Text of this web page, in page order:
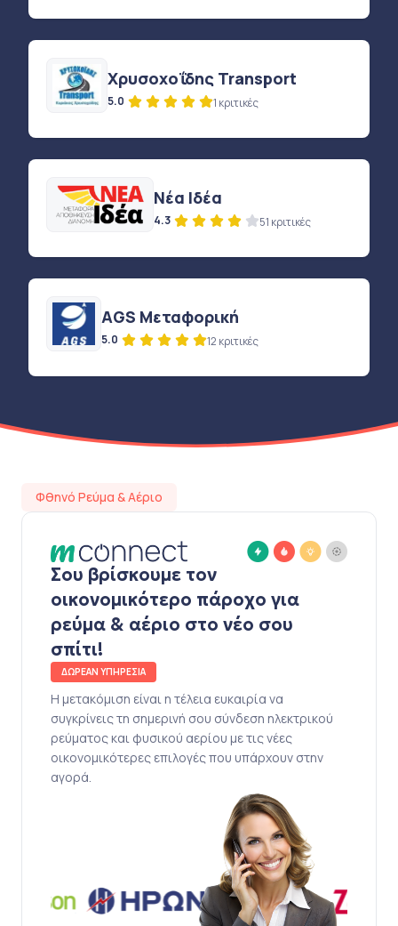
Χρυσοχοΐδης Transport
5.0 1 κριτικές
Νέα Ιδέα
4.3 51 κριτικές
AGS Μεταφορική
5.0 12 κριτικές
Φθηνό Ρεύμα & Αέριο
Σου βρίσκουμε τον
οικονομικότερο πάροχο για
ρεύμα & αέριο στο νέο σου
σπίτι!
ΔΩΡΕΑΝ ΥΠΗΡΕΣΙΑ
Η μετακόμιση είναι η τέλεια ευκαιρία να
συγκρίνεις τη σημερινή σου σύνδεση ηλεκτρικού
ρεύματος και φυσικού αερίου με τις νέες
οικονομικότερες επιλογές που υπάρχουν στην
αγορά.